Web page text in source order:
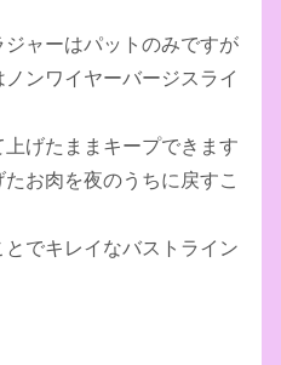
ャーはパットのみですが
ンワイヤーバージスライ
げたままキープできます
お肉を夜のうちに戻すこ
でキレイなバストライン